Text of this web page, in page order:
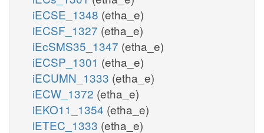
iECSE_1348 (etha_e)
iECSF_1327 (etha_e)
iEcSMS35_1347 (etha_e)
iECSP_1301 (etha_e)
iECUMN_1333 (etha_e)
iECW_1372 (etha_e)
iEKO11_1354 (etha_e)
iETEC_1333 (etha_e)